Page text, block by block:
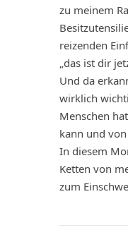
zu meinem
reizenden
„das ist dir
Und da
wirklich
Menschen
kann und
In diesem
Ketten von
zum